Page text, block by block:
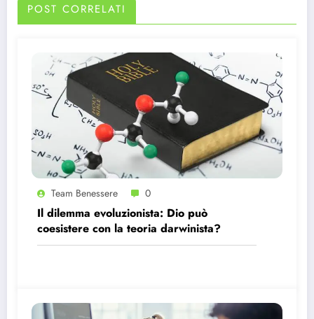
POST CORRELATI
Team Benessere 0
Il dilemma evoluzionista: Dio può
coesistere con la teoria darwinista?